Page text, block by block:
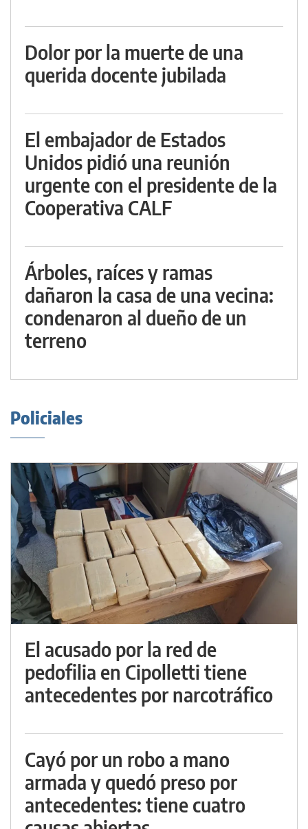
Dolor por la muerte de una
querida docente jubilada
El embajador de Estados
Unidos pidió una reunión
urgente con el presidente de la
Cooperativa CALF
Árboles, raíces y ramas
dañaron la casa de una vecina:
condenaron al dueño de un
terreno
Policiales
El acusado por la red de
pedofilia en Cipolletti tiene
antecedentes por narcotráfico
Cayó por un robo a mano
armada y quedó preso por
antecedentes: tiene cuatro